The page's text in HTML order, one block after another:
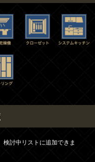
討中リストに追加できま